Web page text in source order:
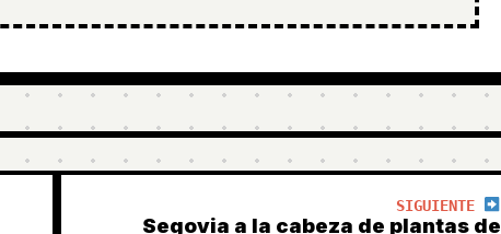
SIGUIENTE
Segovia a la cabeza de plantas de